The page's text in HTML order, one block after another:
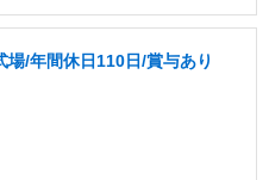
/年間休日110日/賞与あり